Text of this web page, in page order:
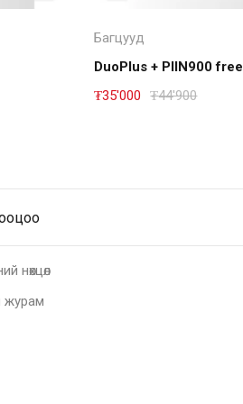
Багцууд
DuoPlus + PIIN900 free
₮44'900
₮35'000
нөхцөл
журам